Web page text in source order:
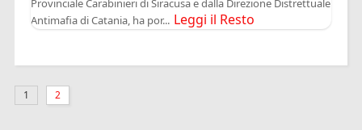
Provinciale Carabinieri di Siracusa e dalla Direzione Distrettuale
Antimafia di Catania, ha por... Leggi il Resto
1 2